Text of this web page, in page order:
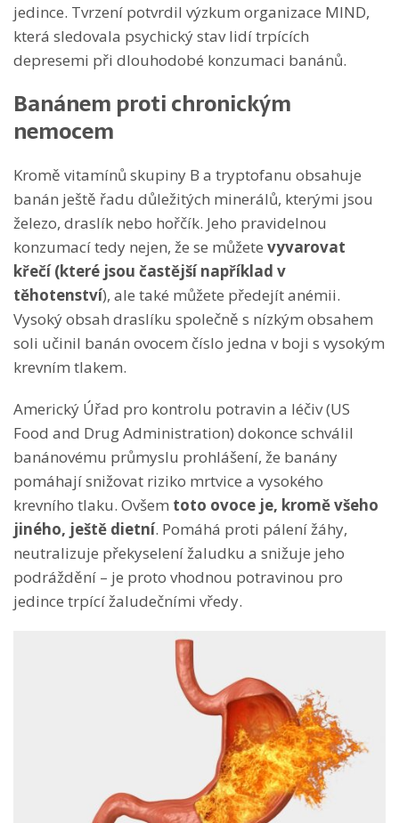
jedince. Tvrzení potvrdil výzkum organizace MIND,
která sledovala psychický stav lidí trpících
depresemi při dlouhodobé konzumaci banánů.
Banánem proti chronickým
nemocem
Kromě vitamínů skupiny B a tryptofanu obsahuje
banán ještě řadu důležitých minerálů, kterými jsou
železo, draslík nebo hořčík. Jeho pravidelnou
konzumací tedy nejen, že se můžete vyvarovat
křečí (které jsou častější například v
těhotenství), ale také můžete předejít anémii.
Vysoký obsah draslíku společně s nízkým obsahem
soli učinil banán ovocem číslo jedna v boji s vysokým
krevním tlakem.
Americký Úřad pro kontrolu potravin a léčiv (US
Food and Drug Administration) dokonce schválil
banánovému průmyslu prohlášení, že banány
pomáhají snižovat riziko mrtvice a vysokého
krevního tlaku. Ovšem toto ovoce je, kromě všeho
jiného, ještě dietní. Pomáhá proti pálení žáhy,
neutralizuje překyselení žaludku a snižuje jeho
podráždění – je proto vhodnou potravinou pro
jedince trpící žaludečními vředy.